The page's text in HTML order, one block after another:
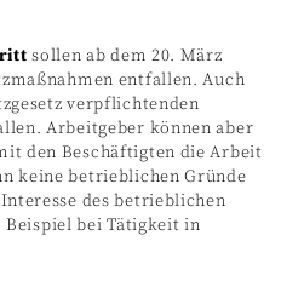
sollen ab dem 20. März
entfallen. Auch
verpflichtenden
Arbeitgeber können aber
den Beschäftigten die Arbeit
keine betrieblichen Gründe
des betrieblichen
Beispiel bei Tätigkeit in